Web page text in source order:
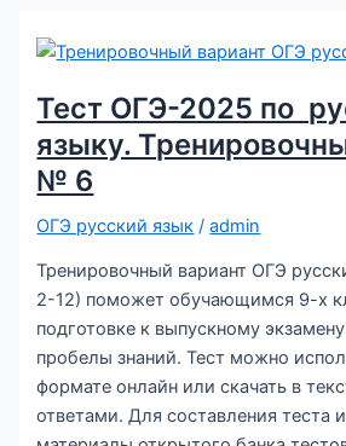
языку.
Тренировочный
№
8
Тест ОГЭ-2025 по
языку.
№ 6
ОГЭ русский язык /admin
Тренировочный вариант ОГЭ
2-12) поможет обучающимся 9-х
подготовке к выпускному
пробелы знаний. Тест можно
формате онлайн или скачать в
ответами. Для составления теста